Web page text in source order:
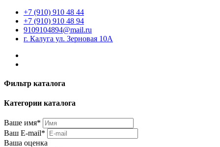
+7 (910) 910 48 44
+7 (910) 910 48 94
9109104894@mail.ru
г. Калуга ул. Зерновая 10А
Фильтр каталога
Категории каталога
Ваше имя*
Ваш E-mail*
Ваша оценка